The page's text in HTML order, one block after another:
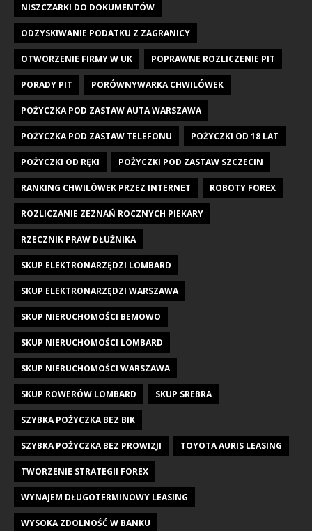
NISZCZARKI DO DOKUMENTÓW
ODZYSKIWANIE PODATKU Z ZAGRANICY
OTWORZENIE FIRMY W UK POPRAWNE ROZLICZENIE PIT
PORADY PIT PORÓWNYWARKA CHWILÓWEK
POŻYCZKA POD ZASTAW AUTA WARSZAWA
POŻYCZKA POD ZASTAW TELEFONU POŻYCZKI OD 18 LAT
POŻYCZKI OD RĘKI POŻYCZKI POD ZASTAW SZCZECIN
RANKING CHWILÓWEK PRZEZ INTERNET ROBOTY FOREX
ROZLICZANIE ZEZNAŃ ROCZNYCH PIEKARY
RZECZNIK PRAW DŁUŻNIKA
SKUP ELEKTRONARZĘDZI LOMBARD
SKUP ELEKTRONARZĘDZI WARSZAWA
SKUP NIERUCHOMOŚCI BEMOWO
SKUP NIERUCHOMOŚCI LOMBARD
SKUP NIERUCHOMOŚCI WARSZAWA
SKUP ROWERÓW LOMBARD SKUP SREBRA
SZYBKA POŻYCZKA BEZ BIK
SZYBKA POŻYCZKA BEZ PROWIZJI TOYOTA AURIS LEASING
TWORZENIE STRATEGII FOREX
WYNAJEM DŁUGOTERMINOWY LEASING
WYSOKA ZDOLNOŚĆ W BANKU